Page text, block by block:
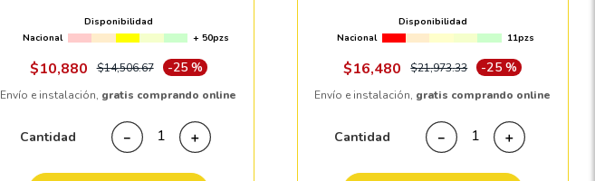
Disponibilidad
Nacional
+ 50pzs
$10,880 $14,506.67 -25 %
Envío e instalación, gratis comprando online
Cantidad ＋
－
Disponibilidad
Nacional
11pzs
$16,480 $21,973.33 -25 %
Envío e instalación, gratis comprando online
Cantidad ＋
－